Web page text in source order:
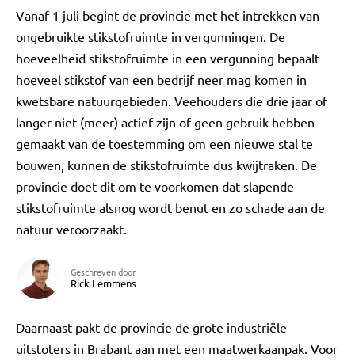
Vanaf 1 juli begint de provincie met het intrekken van
ongebruikte stikstofruimte in vergunningen. De
hoeveelheid stikstofruimte in een vergunning bepaalt
hoeveel stikstof van een bedrijf neer mag komen in
kwetsbare natuurgebieden. Veehouders die drie jaar of
langer niet (meer) actief zijn of geen gebruik hebben
gemaakt van de toestemming om een nieuwe stal te
bouwen, kunnen de stikstofruimte dus kwijtraken. De
provincie doet dit om te voorkomen dat slapende
stikstofruimte alsnog wordt benut en zo schade aan de
natuur veroorzaakt.
Geschreven door
Rick Lemmens
Daarnaast pakt de provincie de grote industriële
uitstoters in Brabant aan met een maatwerkaanpak. Voor